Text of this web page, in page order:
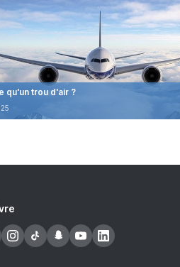
qu'un trou d'air ?